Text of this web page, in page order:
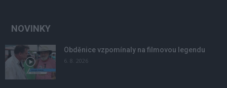
NOVINKY
Obděnice vzpomínaly na filmovou legendu
6. 8. 2026